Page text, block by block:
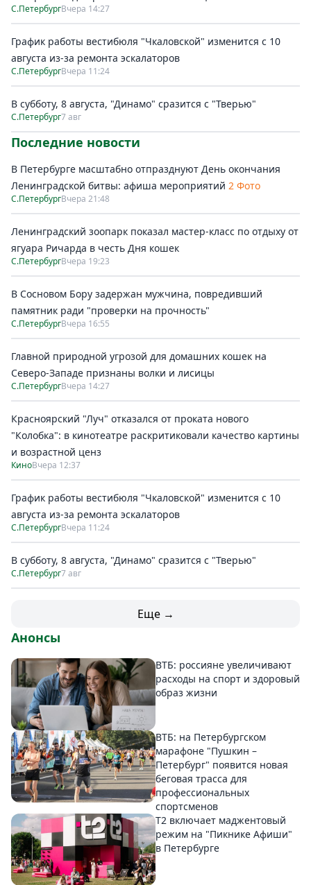
С.ПетербургВчера 14:27
График работы вестибюля "Чкаловской" изменится с 10
августа из-за ремонта эскалаторов
С.ПетербургВчера 11:24
В субботу, 8 августа, "Динамо" сразится с "Тверью"
С.Петербург7 авг
Последние новости
В Петербурге масштабно отпразднуют День окончания
Ленинградской битвы: афиша мероприятий 2 Фото
С.ПетербургВчера 21:48
Ленинградский зоопарк показал мастер-класс по отдыху от
ягуара Ричарда в честь Дня кошек
С.ПетербургВчера 19:23
В Сосновом Бору задержан мужчина, повредивший
памятник ради "проверки на прочность"
С.ПетербургВчера 16:55
Главной природной угрозой для домашних кошек на
Северо-Западе признаны волки и лисицы
С.ПетербургВчера 14:27
Красноярский "Луч" отказался от проката нового
"Колобка": в кинотеатре раскритиковали качество картины
и возрастной ценз
КиноВчера 12:37
График работы вестибюля "Чкаловской" изменится с 10
августа из-за ремонта эскалаторов
С.ПетербургВчера 11:24
В субботу, 8 августа, "Динамо" сразится с "Тверью"
С.Петербург7 авг
Еще →
Анонсы
ВТБ: россияне увеличивают
расходы на спорт и здоровый
образ жизни
ВТБ: на Петербургском
марафоне "Пушкин –
Петербург" появится новая
беговая трасса для
профессиональных
спортсменов
Т2 включает маджентовый
режим на "Пикнике Афиши"
в Петербурге